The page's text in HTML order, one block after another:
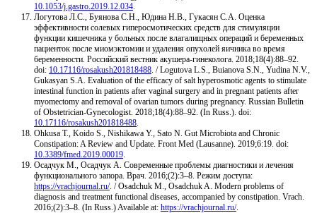
10.1053/j.gastro.2019.12.034
Логутова Л.С., Буянова С.Н., Юдина Н.В., Гукасян С.А. Оценка
эффективности солевых гиперосмотических средств для стимуляции
функции кишечника у больных после влагалищных операций и беременных
пациенток после миомэктомии и удаления опухолей яичника во время
беременности. Российский вестник акушера-гинеколога. 2018;18(4):88–92.
doi: 10.17116/rosakush201818488 . / Logutova L.S., Buianova S.N., Yudina N.V.,
Gukasyan S.A. Evaluation of the efficacy of salt hyperosmotic agents to stimulate
intestinal function in patients after vaginal surgery and in pregnant patients after
myomectomy and removal of ovarian tumors during pregnancy. Russian Bulletin
of Obstetrician-Gynecologist. 2018;18(4):88–92. (In Russ.). doi:
10.17116/rosakush201818488
Ohkusa T., Koido S., Nishikawa Y., Sato N. Gut Microbiota and Chronic
Constipation: A Review and Update. Front Med (Lausanne). 2019;6:19. doi:
10.3389/fmed.2019.00019
Осадчук М., Осадчук А. Современные проблемы диагностики и лечения
функционального запора. Врач. 2016;(2):3–8. Режим доступа:
https://vrachjournal.ru/. / Osadchuk M., Osadchuk A. Modern problems of
diagnosis and treatment functional diseases, accompanied by constipation. Vrach.
2016;(2):3–8. (In Russ.) Available at: https://vrachjournal.ru/.